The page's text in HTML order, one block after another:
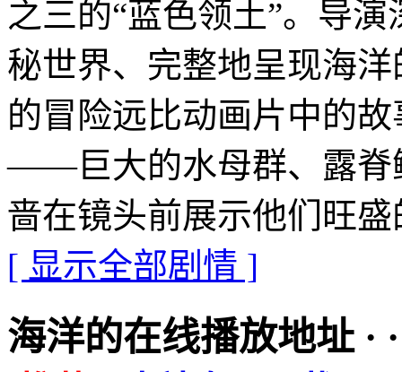
之三的“蓝色领土”。导
秘世界、完整地呈现海
的冒险远比动画片中的
——巨大的水母群、露脊
啬在镜头前展示他们旺
[ 显示全部剧情 ]
海洋的在线播放地址 · ·